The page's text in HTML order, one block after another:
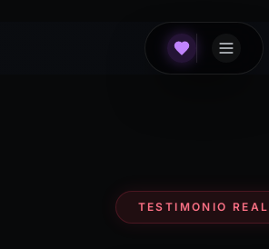
TESTIMONIO REAL